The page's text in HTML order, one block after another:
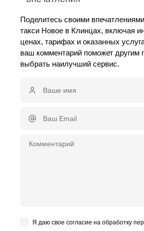
Поделитесь своими
такси Новое в Клинцах, включая
ценах, тарифах и оказанных
ваш комментарий поможет другим
выбрать наилучший сервис.
Я даю свое согласие на обработку